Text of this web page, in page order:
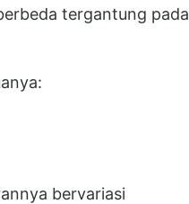
tergantung pada
bervariasi